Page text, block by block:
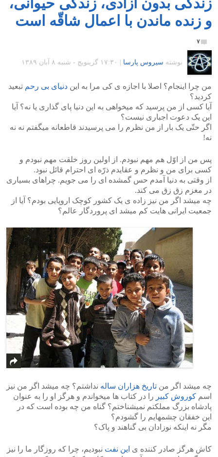
و زنده ماندن با اعمال شاقّه است
۷
نوشته سیروس پارسا ۱۷:۳۰ گرينويچ - شنبه ۸ آبان ۱۳۸۹
من چرا اینجام؟ اصلا با اجازه ی کی مرا به این دنیای بی رحم تبعید
کردید؟
آیا کسی از من پرسید که میخواهی به این دنیا پای گذاری یا نه؟ آیا
این یک دعوت اجباری نیست؟
اگر حتّی یک بار از من نظرم را می پرسیدند قاطعانه میگفتم نه نه
نه!
پس من از اوّل هم مهم نبودم. از اولین روز خلقت مهم نبودم و
کسی برای من و نظرم و عقایدم ذرّه ای احترام قائل نبود.
از وقتی به دنیا آمدم حس گمشده ای را می جویم. چراهای بسیاری
در مغزم زق زق می کند.
چه میشد اگر من نیز زاده ی یک کشور کوچک اروپایی بودم؟ آیا از
جمعیت ایرانی هایت کم میشد ای پروردگار عالم؟
چه میشد اگر من تاریخ هزاران ساله نداشتم؟ چه میشد اگر من نیز
اسم کوروش کبیر را در کتاب ها میخواندم و هرگز او را به عنوان
پادشاه بزرگ مملکتم نمیشناختم؟ گناه من چه بوده است که در
این خفقان چشمهایم را گشودم؟
مگر نه اینکه نوزادان بی گناهند و پاک؟
کاش هرگز صادر کننده ی این نفت نبودیم، چرا که روزگار ما را نیز